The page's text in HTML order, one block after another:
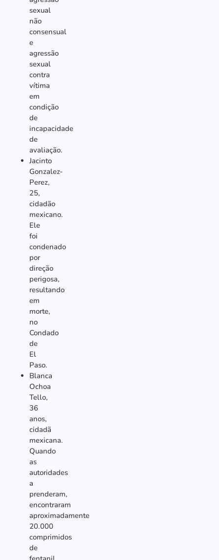
sexual
não
consensual
e
agressão
sexual
contra
vítima
em
condição
de
incapacidade
de
avaliação.
Jacinto
Gonzalez-
Perez,
25,
cidadão
mexicano.
Ele
foi
condenado
por
direção
perigosa,
resultando
em
morte,
no
Condado
de
El
Paso.
Blanca
Ochoa
Tello,
36
anos,
cidadã
mexicana.
Quando
as
autoridades
a
prenderam,
encontraram
aproximadamente
20.000
comprimidos
de